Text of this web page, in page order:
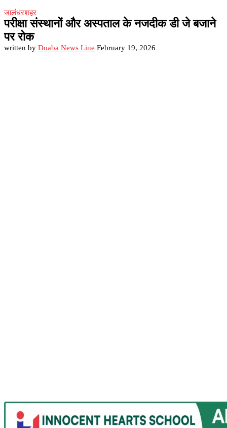
जालंधरशहर
परीक्षा संस्थानों और अस्पताल के नजदीक डी जे बजाने
पर रोक
written by Doaba News Line February 19, 2026